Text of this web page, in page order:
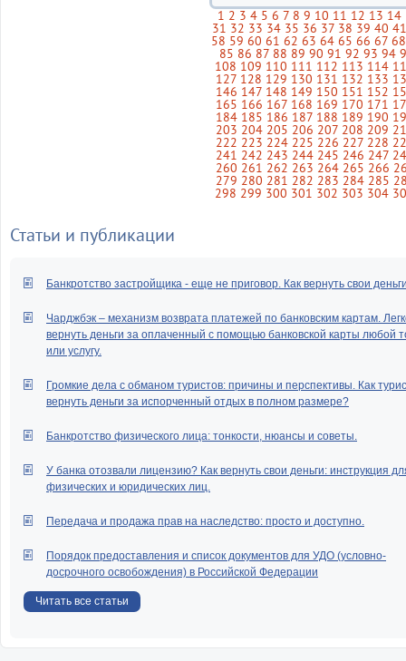
1 2 3 4 5 6 7 8 9 10 11 12 13 14
31 32 33 34 35 36 37 38 39 40
58 59 60 61 62 63 64 65 66 67 68
85 86 87 88 89 90 91 92 93 94
108 109 110 111 112 113 114
127 128 129 130 131 132 133
146 147 148 149 150 151 152
165 166 167 168 169 170 171
184 185 186 187 188 189 190
203 204 205 206 207 208 209
222 223 224 225 226 227 228
241 242 243 244 245 246 247
260 261 262 263 264 265 266
279 280 281 282 283 284 285
298 299 300 301 302 303 304
Статьи и публикации
Банкротство застройщика - еще не приговор. Как вернуть свои
Чарджбэк – механизм возврата платежей по банковским картам.
вернуть деньги за оплаченный с помощью банковской карты любой
или услугу.
Громкие дела с обманом туристов: причины и перспективы. Как
вернуть деньги за испорченный отдых в полном размере?
Банкротство физического лица: тонкости, нюансы и советы.
У банка отозвали лицензию? Как вернуть свои деньги: инструкция
физических и юридических лиц.
Передача и продажа прав на наследство: просто и доступно.
Порядок предоставления и список документов для УДО (условно-
досрочного освобождения) в Российской Федерации
Читать все статьи